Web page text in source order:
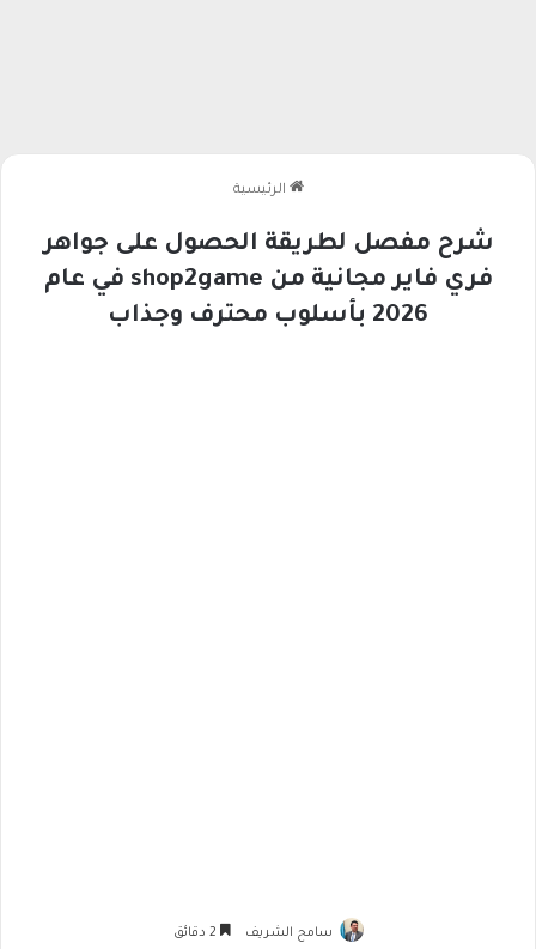
الرئيسية
شرح مفصل لطريقة الحصول على جواهر
فري فاير مجانية من shop2game في عام
2026 بأسلوب محترف وجذاب
سامح الشريف